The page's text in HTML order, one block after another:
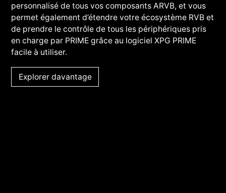
personnalisé de tous vos composants ARVB, et vous
permet également d’étendre votre écosystème RVB et
de prendre le contrôle de tous les périphériques pris
en charge par PRIME grâce au logiciel XPG PRIME
facile à utiliser.
Explorer davantage